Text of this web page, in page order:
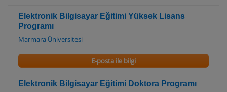
Elektronik Bilgisayar Eğitimi Yüksek Lisans
Programı
Marmara Üniversitesi
E-posta ile bilgi
Elektronik Bilgisayar Eğitimi Doktora Programı